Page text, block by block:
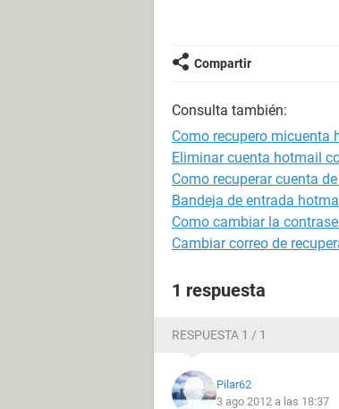
Compartir
Consulta también:
Como recupero micuenta
Eliminar cuenta hotmail
Como recuperar cuenta
Bandeja de entrada
Como cambiar la
Cambiar correo de
1 respuesta
RESPUESTA 1 / 1
Pilar62
3 ago 2012 a las 18:37